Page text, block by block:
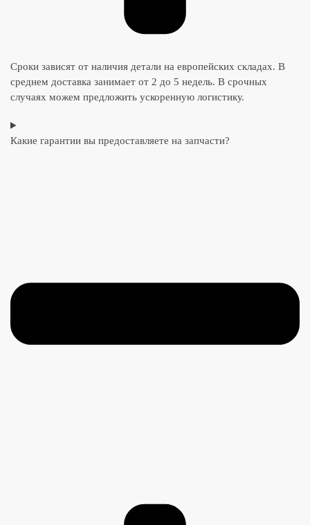
Сроки зависят от наличия детали на европейских складах. В
среднем доставка занимает от 2 до 5 недель. В срочных
случаях можем предложить ускоренную логистику.
Какие гарантии вы предоставляете на запчасти?